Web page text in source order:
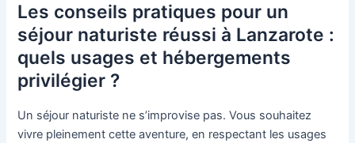
Les conseils pratiques pour un
séjour naturiste réussi à Lanzarote :
quels usages et hébergements
privilégier ?
Un séjour naturiste ne s’improvise pas. Vous souhaitez
vivre pleinement cette aventure, en respectant les usages